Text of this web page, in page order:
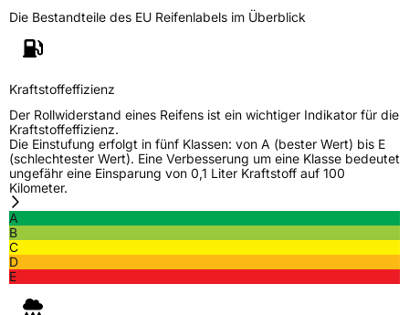
Generelle Merkmale
Fahrzeugtyp
VerwendungWinterreifen
ModellnameWinter GL868
FahrzeugartPKW & SUV
Weitere Eigenschaften
SchlauchtypTL
ZustandNeureifen
Die Bestandteile des EU Reifenlabels im Überblick
Kraftstoffeffizienz
Der Rollwiderstand eines Reifens ist ein wichtiger Indikator für die
Kraftstoffeffizienz.
Die Einstufung erfolgt in fünf Klassen: von A (bester Wert) bis E
(schlechtester Wert). Eine Verbesserung um eine Klasse bedeutet
ungefähr eine Einsparung von 0,1 Liter Kraftstoff auf 100
Kilometer.
A
B
C
D
E